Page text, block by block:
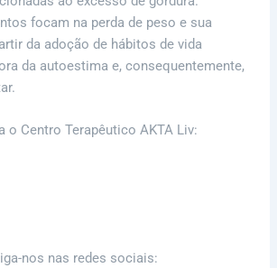
focam na perda de peso e sua
da adoção de hábitos de vida
da autoestima e, consequentemente,
o Centro Terapêutico AKTA Liv:
nos nas redes sociais: